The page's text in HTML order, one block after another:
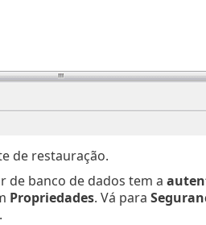
de restauração.
de banco de dados tem a
Propriedades. Vá para